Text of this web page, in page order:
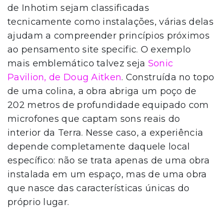
de Inhotim sejam classificadas
tecnicamente como instalações, várias delas
ajudam a compreender princípios próximos
ao pensamento site specific. O exemplo
mais emblemático talvez seja Sonic
Pavilion, de Doug Aitken. Construída no topo
de uma colina, a obra abriga um poço de
202 metros de profundidade equipado com
microfones que captam sons reais do
interior da Terra. Nesse caso, a experiência
depende completamente daquele local
específico: não se trata apenas de uma obra
instalada em um espaço, mas de uma obra
que nasce das características únicas do
próprio lugar.